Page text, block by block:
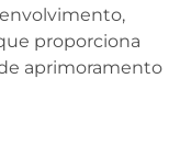
proporciona
aprimoramento